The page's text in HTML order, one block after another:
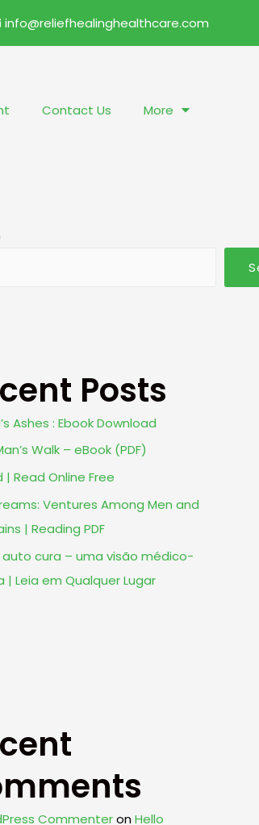
info@reliefhealinghealthcare.com
Contact Us More
Posts
Ashes : Ebook Download
Walk – eBook (PDF)
| Read Online Free
Ventures Among Men and
| Reading PDF
auto cura – uma visão médico-
| Leia em Qualquer Lugar
Commenteron Hello